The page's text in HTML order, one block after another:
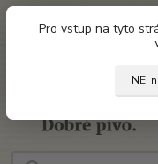
Pro vstup na tyto
NE,